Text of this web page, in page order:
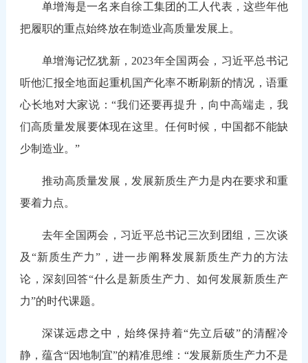
单增海是一名来自徐工集团的工人代表，这些年他
把履职的重点始终放在制造业高质量发展上。
单增海记忆犹新，2023年全国两会，习近平总书记
听他汇报全地面起重机国产化率不断刷新的情况，语重
心长地对大家说：“我们还要再提升，向中高端走，我
们高质量发展要体现在这里。任何时候，中国都不能缺
少制造业。”
推动高质量发展，发展新质生产力是内在要求和重
要着力点。
去年全国两会，习近平总书记三次到团组，三次谈
及“新质生产力”，进一步阐释发展新质生产力的方法
论，深刻回答“什么是新质生产力、如何发展新质生产
力”的时代课题。
深谋远虑之中，始终保持着“先立后破”的清醒冷
静，蕴含“因地制宜”的精准思维：“发展新质生产力不是